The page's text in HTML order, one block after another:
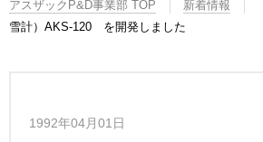
アスザックP&D事業部 TOP 新着情報
雪計）AKS-120 を開発しました
1992年04月01日